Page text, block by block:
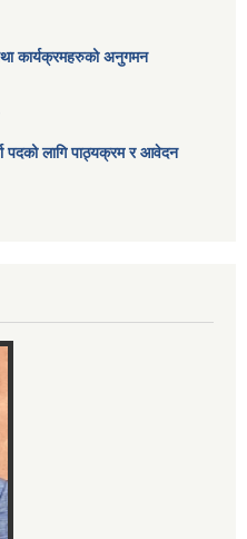
कार्यक्रमहरुको अनुगमन
पदको लागि पाठ्यक्रम र आवेदन